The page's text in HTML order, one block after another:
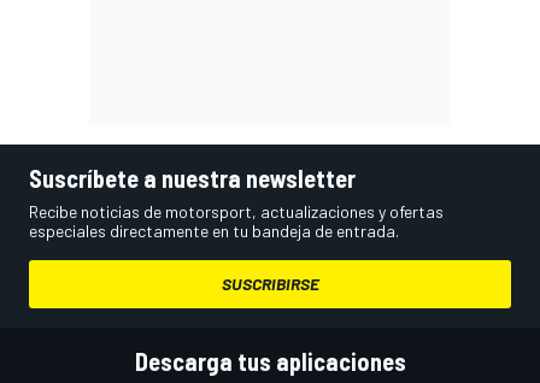
Suscríbete a nuestra newsletter
Recibe noticias de motorsport, actualizaciones y ofertas
especiales directamente en tu bandeja de entrada.
SUSCRIBIRSE
Descarga tus aplicaciones